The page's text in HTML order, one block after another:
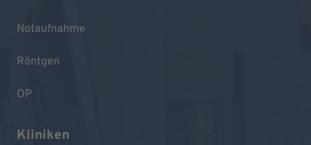
Notaufnahme
Röntgen
OP
Kliniken